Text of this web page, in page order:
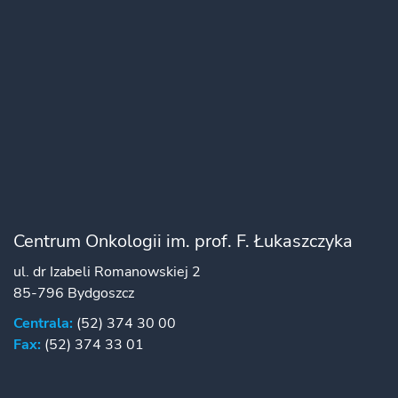
Centrum Onkologii im. prof. F. Łukaszczyka
ul. dr Izabeli Romanowskiej 2
85-796 Bydgoszcz
Centrala: (52) 374 30 00
Fax: (52) 374 33 01